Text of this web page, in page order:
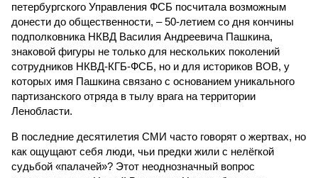
петербургского Управления ФСБ посчитала возможным
донести до общественности, – 50-летием со дня кончины
подполковника НКВД Василия Андреевича Пашкина,
знаковой фигуры не только для нескольких поколений
сотрудников НКВД-КГБ-ФСБ, но и для историков ВОВ, у
которых имя Пашкина связано с основанием уникального
партизанского отряда в тылу врага на территории
Ленобласти.
В последние десятилетия СМИ часто говорят о жертвах, но
как ощущают себя люди, чьи предки жили с нелёгкой
судьбой «палачей»? Этот неоднозначный вопрос